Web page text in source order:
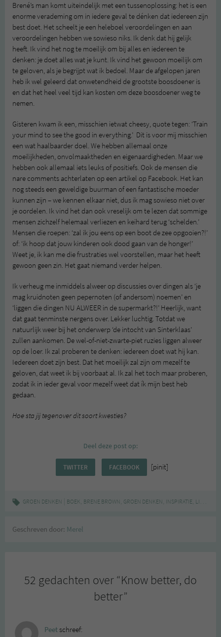
Brené’s man komt uiteindelijk met een tussenoplossing: het is een
enorme verademing om in iedere geval te dénken dat iedereen zijn
best doet. Het scheelt je een heleboel veroordelingen en aan
veroordelingen hebben we sowieso niks. Ik denk dat hij gelijk
heeft. Ik vind het nog te moeilijk om bij alles en iedereen te
denken: je doet alles wat je kunt. Ik vind het gewoon moeilijk om
te geloven, als je begrijpt wat ik bedoel. Maar de afgelopen jaren
heb ik wel geleerd dat onwetendheid de grootste boosdoener is
en dat het heel veel tijd kan kosten om deze boosdoener weg te
nemen.
Gisteren kwam ik een, misschien ietwat cheesy, quote tegen: ‘Train
your mind to see the good in everything.’ Dit is voor mij misschien
een wat haalbaarder doel. We hebben allemaal onze
moeilijkheden, onvolmaaktheden en eigenaardigheden. Maar we
hebben ook allemaal iets leuks of positiefs. Ook de mensen die
nare comments achterlaten op een artikel op Facebook. Het kan
nog steeds een geweldige buurman of een fantastische moeder
kunnen zijn – we kennen elkaar niet, dus ik mag sowieso niet over
je oordelen. Ik vind het dan ook vreselijk om te lezen dat sommige
mensen zichzelf helemaal verliezen en keihard terug ‘schelden.’
Mensen die roepen: ‘zal ik jou eens op een boot de zee opgooien?!’
of: ‘ik hoop dat jouw kinderen ook dood gaan van de honger!’
Weet je, ik kan me die frustraties wel voorstellen, maar het heeft
gewoon geen zin. Het gaat niemand verder helpen.
Ik verheug me inmiddels alweer op discussies over dingen als ‘je
mag kruidnoten geen pepernoten (of andersom) noemen’ en
‘liggen die dingen NU ALWEER in de supermarkt?!’ Heerlijk, want
dat gaat tenminste nergens over. Lekker luchtig. Totdat we
natuurlijk weer bij het onderwerp ‘de intocht van Sinterklaas’
zullen aankomen. De wel-of-niet-zwarte-piet ruzies liggen alweer
op de loer. Ik zal proberen te denken: iedereen doet wat hij kan.
Iedereen doet zijn best. Dat het moeilijk zal zijn om mezelf te
geloven, dat weet ik bij voorbaat al. Ik zal het toch maar proberen,
zodat ik in ieder geval voor mezelf weet dat ík mijn best heb
gedaan.
Hoe sta jij tegenover dit soort kwesties?
Deel deze post op:
TWITTER FACEBOOK [pinit]
GROEN DENKEN BOEK, BRENE BROWN, GROEN DENKEN, INSPIRATIE, LIFESTYLE
Geschreven door: Merel
52 gedachten over “Know better, do
better”
Peetschreef: